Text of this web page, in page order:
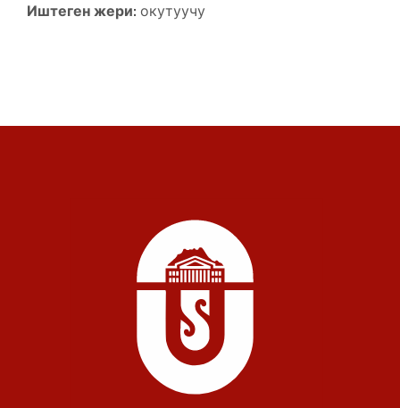
Иштеген жери: окутуучу